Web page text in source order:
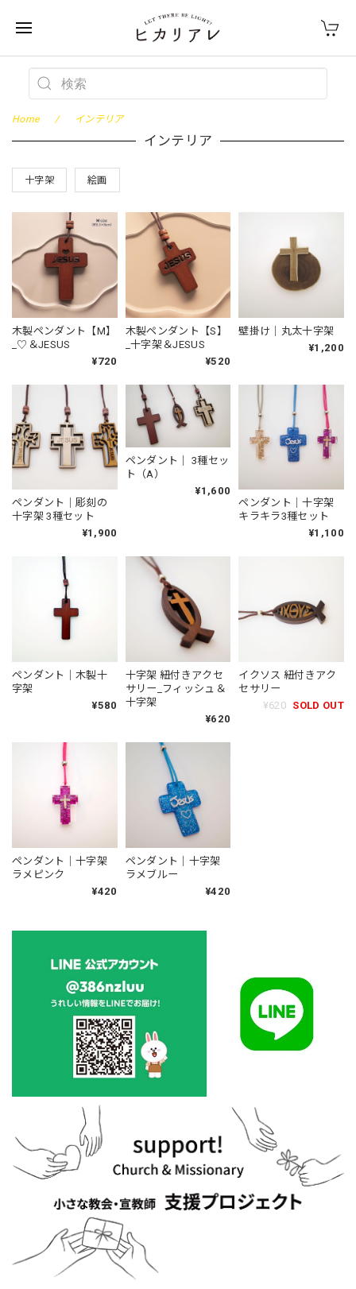
Home インテリア
インテリア
十字架 絵画
木製ペンダント【M】
_♡＆JESUS
¥720
木製ペンダント【S】
_十字架＆JESUS
¥520
壁掛け｜丸太十字架
¥1,200
ペンダント｜彫刻の
十字架 3種セット
¥1,900
ペンダント｜ 3種セッ
ト（A）
¥1,600
ペンダント｜十字架
キラキラ3種セット
¥1,100
ペンダント｜木製十
字架
¥580
十字架 紐付きアクセ
サリー_フィッシュ＆
十字架
¥620
イクソス 紐付きアク
セサリー
¥620 SOLD OUT
ペンダント｜十字架
ラメピンク
¥420
ペンダント｜十字架
ラメブルー
¥420